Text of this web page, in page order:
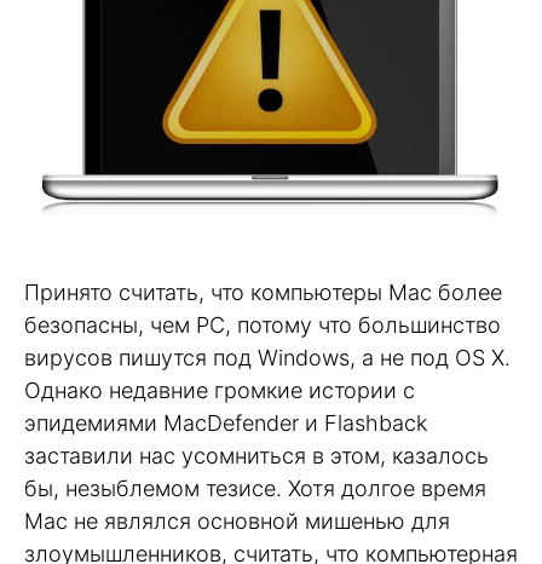
Принято считать, что компьютеры Mac более
безопасны, чем PC, потому что большинство
вирусов пишутся под Windows, а не под OS X.
Однако недавние громкие истории с
эпидемиями MacDefender и Flashback
заставили нас усомниться в этом, казалось
бы, незыблемом тезисе. Хотя долгое время
Mac не являлся основной мишенью для
злоумышленников, считать, что компьютерная